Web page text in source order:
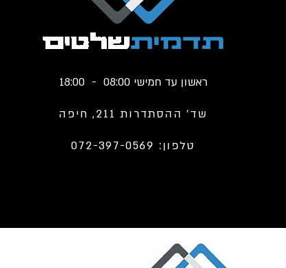
ראשון עד חמישי 08:00 - 18:00
שד' ההסתדרות 211, חיפה
טלפון: 072-397-0569